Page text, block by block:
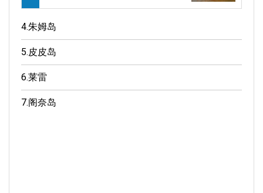
4.朱姆岛
5.皮皮岛
6.莱雷
7.阁奈岛